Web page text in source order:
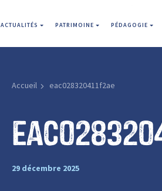
ACTUALITÉS PATRIMOINE PÉDAGOGIE
Accueil eac028320411f2ae
29 décembre 2025